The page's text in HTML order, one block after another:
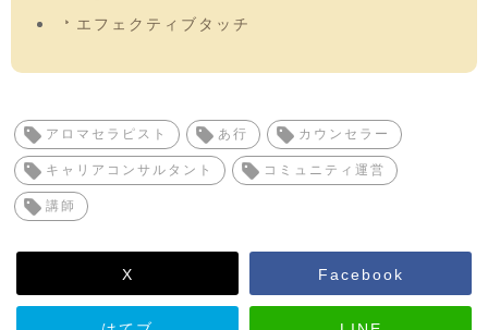
エフェクティブタッチ
アロマセラピスト あ行 カウンセラー
キャリアコンサルタント コミュニティ運営
講師
X Facebook